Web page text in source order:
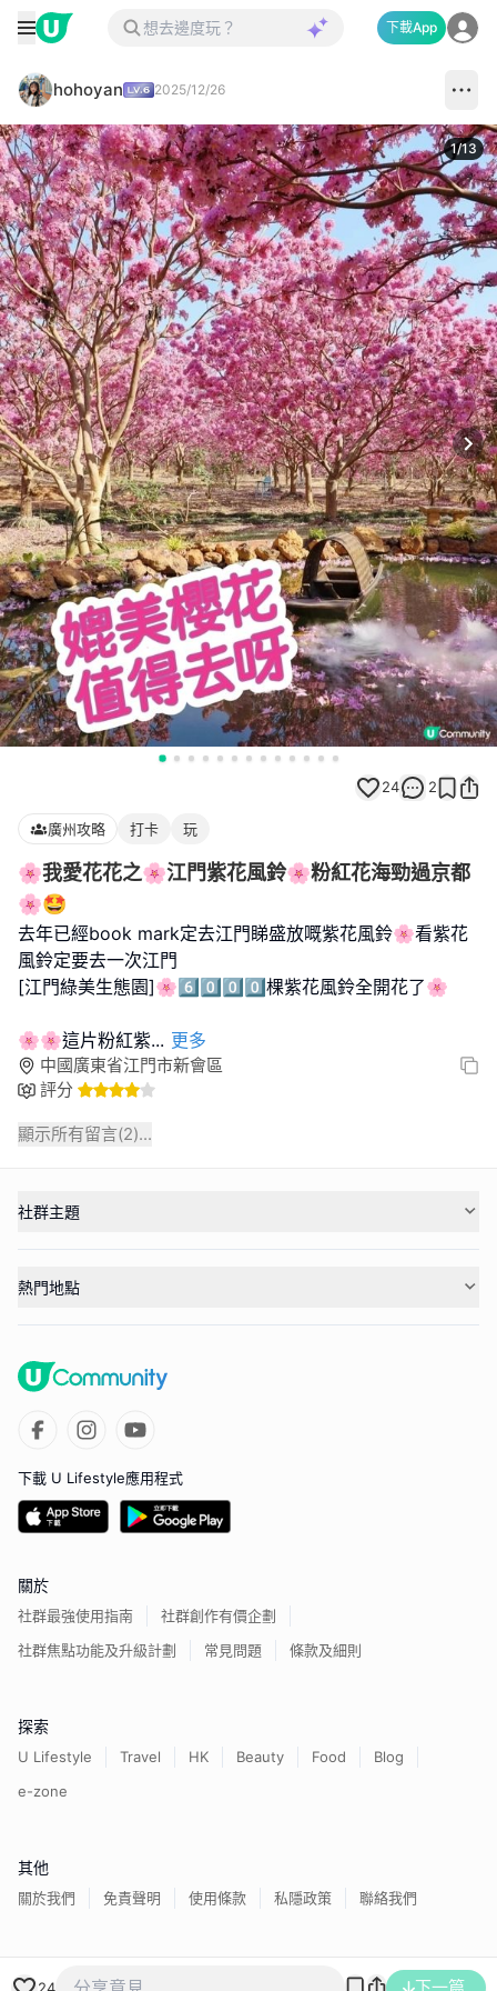
下載App
hohoyan 2025/12/26
1/13
24 2
廣州攻略 打卡 玩
🌸我愛花花之🌸江門紫花風鈴🌸粉紅花海勁過京都
🌸🤩
去年已經book mark定去江門睇盛放嘅紫花風鈴🌸看紫花
風鈴定要去一次江門
[江門綠美生態園]🌸6️⃣0️⃣0️⃣0️⃣棵紫花風鈴全開花了🌸
🌸🌸這片粉紅紫... 更多
中國廣東省江門市新會區
評分
顯示所有留言(2)...
24
社群主題
熱門地點
下載 U Lifestyle應用程式
關於
社群最強使用指南
社群創作有價企劃
社群焦點功能及升級計劃
常見問題 條款及細則
探索
U Lifestyle Travel HK Beauty Food
Blog
e-zone
其他
關於我們 免責聲明 使用條款 私隱政策 聯絡我們
香港經濟日報版權所有©